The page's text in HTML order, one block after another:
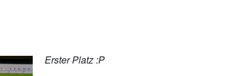
Erster Platz :P